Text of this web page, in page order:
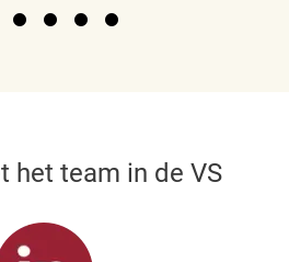
het team in de VS